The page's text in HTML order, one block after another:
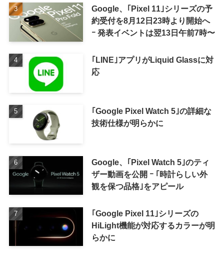
Google、｢Pixel 11｣シリーズの予
約受付を8月12日23時より開始へ
ｰ 発表イベントは翌13日午前7時〜
｢LINE｣アプリがLiquid Glassに対
応
｢Google Pixel Watch 5｣の詳細な
技術仕様が明らかに
Google、｢Pixel Watch 5｣のティ
ザー動画を公開 ｰ ｢時計らしい外
観を保つ品格｣をアピール
｢Google Pixel 11｣シリーズの
HiLight機能が対応するカラーが明
らかに